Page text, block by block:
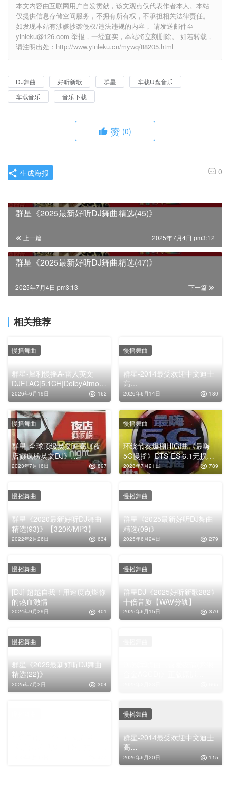
本文内容由互联网用户自发贡献，该文观点仅代表作者本人。本站
仅提供信息存储空间服务，不拥有所有权，不承担相关法律责任。
如发现本站有涉嫌抄袭侵权/违法违规的内容， 请发送邮件至
yinleku@126.com 举报，一经查实，本站将立刻删除。 如若转载，
请注明出处：http://www.yinleku.cn/mywq/88205.html
DJ舞曲 好听新歌 群星
车载U盘音乐
车载音乐
音乐下载
赞 (0)
0
生成海报
群星《2025最新好听DJ舞曲精选(45)》
上一篇 2025年7月4日 pm3:12
群星《2025最新好听DJ舞曲精选(47)》
下一篇
2025年7月4日 pm3:13
相关推荐
群星-犀利慢摇A-雷人英文
DJFLAC|5.1CH|DolbyAtmos|
Auro-3D
2026年6月19日 162
慢摇舞曲
群星-2014最受欢迎中文迪士
高
ⅡFLAC|5.1CH|DolbyAtmos|
Auro-3D
2026年6月14日 180
慢摇舞曲
群星-全球顶级英文迪高《夜
店癫疯榜英文DJ》
[WAV+CUE]
2023年7月16日 897
慢摇舞曲
环绕节奏爆棚HIGI曲《最嗨
5G慢摇》DTS-ES 6.1无损车
载音乐专辑下载
2023年7月21日 789
慢摇舞曲
群星《2020最新好听DJ舞曲
精选(93)》【320K/MP3】
2022年2月26日 634
慢摇舞曲
群星《2025最新好听DJ舞曲
精选(09)》
2025年6月24日 279
慢摇舞曲
[DJ] 超越自我！用速度点燃你
的热血激情
2024年9月29日 401
慢摇舞曲
群星DJ《2025好听新歌282》
十倍音质【WAV分轨】
2025年6月15日 370
慢摇舞曲
群星《2025最新好听DJ舞曲
精选(22)》
2025年7月2日 304
慢摇舞曲
群星-2014最受欢迎中文迪士
高
ⅠFLAC|5.1CH|DolbyAtmos|
Auro-3D
2026年6月20日 115
慢摇舞曲